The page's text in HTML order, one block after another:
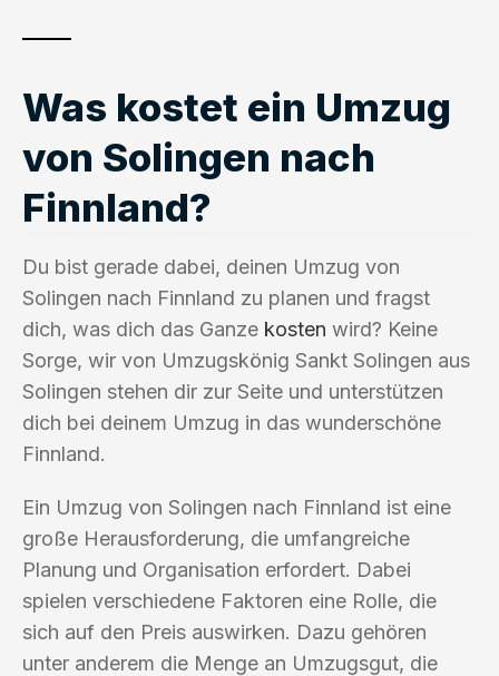
Was kostet ein Umzug
von Solingen nach
Finnland?
Du bist gerade dabei, deinen Umzug von
Solingen nach Finnland zu planen und fragst
dich, was dich das Ganze kosten wird? Keine
Sorge, wir von Umzugskönig Sankt Solingen aus
Solingen stehen dir zur Seite und unterstützen
dich bei deinem Umzug in das wunderschöne
Finnland.
Ein Umzug von Solingen nach Finnland ist eine
große Herausforderung, die umfangreiche
Planung und Organisation erfordert. Dabei
spielen verschiedene Faktoren eine Rolle, die
sich auf den Preis auswirken. Dazu gehören
unter anderem die Menge an Umzugsgut, die